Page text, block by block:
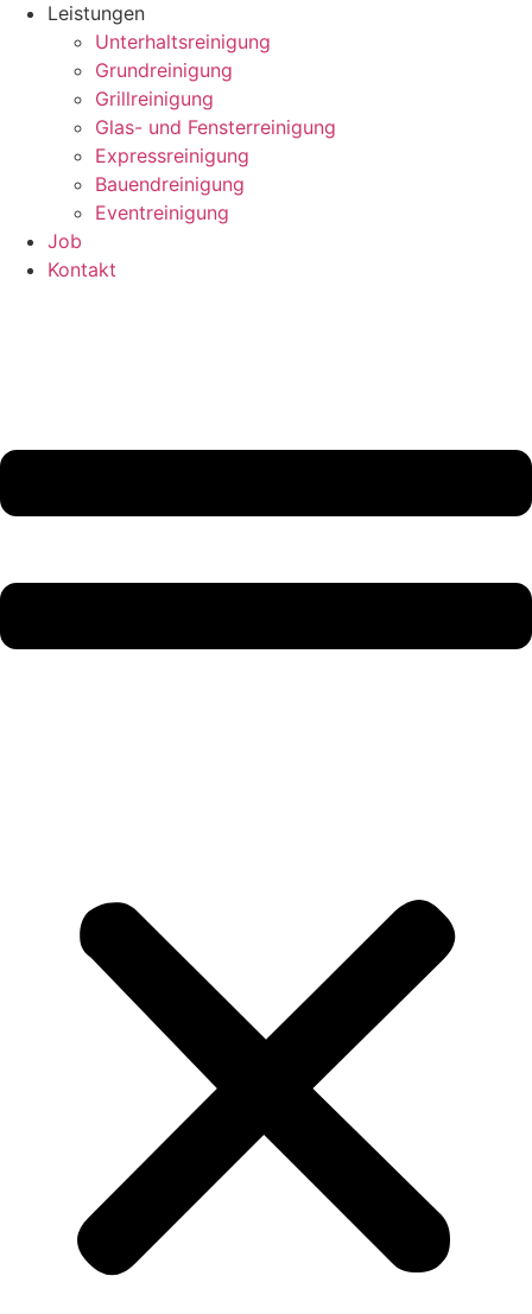
Leistungen
Unterhaltsreinigung
Grundreinigung
Grillreinigung
Glas- und Fensterreinigung
Expressreinigung
Bauendreinigung
Eventreinigung
Job
Kontakt